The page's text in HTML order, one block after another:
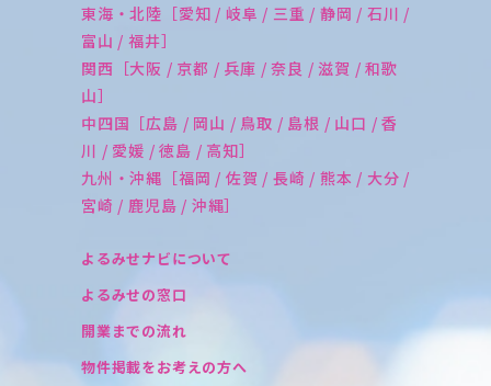
東海・北陸［愛知 / 岐阜 / 三重 / 静岡 / 石川 /
富山 / 福井］
関西［大阪 / 京都 / 兵庫 / 奈良 / 滋賀 / 和歌
山］
中四国［広島 / 岡山 / 鳥取 / 島根 / 山口 / 香
川 / 愛媛 / 徳島 / 高知］
九州・沖縄［福岡 / 佐賀 / 長崎 / 熊本 / 大分 /
宮崎 / 鹿児島 / 沖縄］
よるみせナビについて
よるみせの窓口
開業までの流れ
物件掲載をお考えの方へ